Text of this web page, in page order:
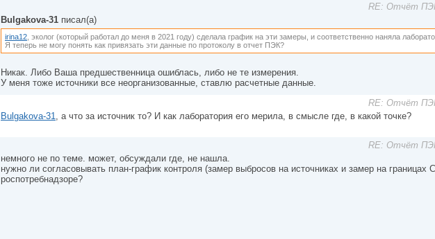
RE: Отчёт
Bulgakova-31 писал(а)
irina12 , эколог (который работал до меня в 2021 году) сделала график на эти замеры, и соответственно наняла
Я теперь не могу понять как привязать эти данные по протоколу в отчет ПЭК?
Никак. Либо Ваша предшественница ошиблась, либо не те измерения.
У меня тоже источники все неорганизованные, ставлю расчетные данные.
RE: Отчёт
Bulgakova-31, а что за источник то? И как лаборатория его мерила, в смысле где, в какой точке?
RE: Отчёт
немного не по теме. может, обсуждали где, не нашла.
нужно ли согласовывать план-график контроля (замер выбросов на источниках и замер на границах
роспотребнадзоре?